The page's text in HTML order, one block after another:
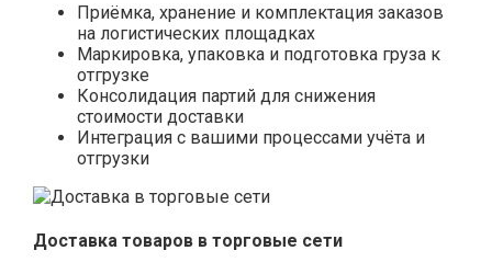
Приёмка, хранение и комплектация заказов
на логистических площадках
Маркировка, упаковка и подготовка груза к
отгрузке
Консолидация партий для снижения
стоимости доставки
Интеграция с вашими процессами учёта и
отгрузки
Доставка товаров в торговые сети